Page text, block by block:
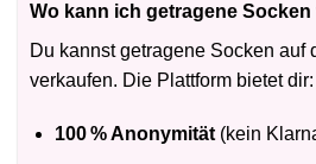
Wo kann ich getragene
Du kannst getragene Socken auf
verkaufen. Die Plattform bietet dir:
100 % Anonymität(kein